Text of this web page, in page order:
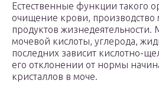
Естественные функции такого
очищение крови, производство
продуктов жизнедеятельности.
мочевой кислоты, углерода,
последних зависит кислотно-
его отклонении от нормы
кристаллов в моче.